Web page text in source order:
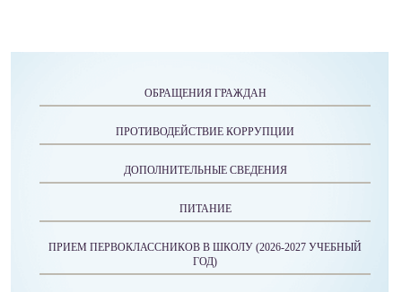
ОБРАЩЕНИЯ ГРАЖДАН
ПРОТИВОДЕЙСТВИЕ КОРРУПЦИИ
ДОПОЛНИТЕЛЬНЫЕ СВЕДЕНИЯ
ПИТАНИЕ
ПРИЕМ ПЕРВОКЛАССНИКОВ В ШКОЛУ (2026-2027 УЧЕБНЫЙ
ГОД)